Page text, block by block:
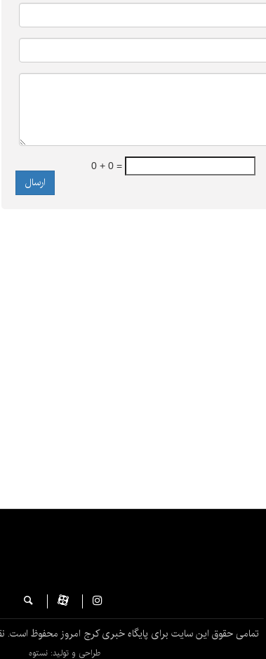
0 + 0 =
تمامی حقوق این سایت برای پایگاه خبری کرج امروز محفوظ است.
طراحی و تولید: نستوه